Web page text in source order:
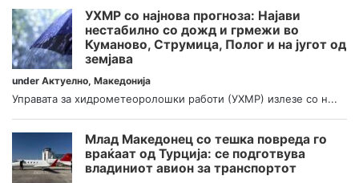
УХМР со најнова прогноза: Најави
нестабилно со дожд и грмежи во
Куманово, Струмица, Полог и на југот од
земјава
under Актуелно, Македонија
Управата за хидрометеоролошки работи (УХМР) излезе со н...
Млад Македонец со тешка повреда го
враќаат од Турција: се подготвува
владиниот авион за транспортот